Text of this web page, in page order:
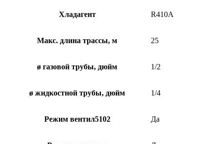
Хладагент R410A
Макс. длина трассы, м 25
ø газовой трубы, дюйм 1/2
ø жидкостной трубы, дюйм 1/4
Режим вентил5102 Да